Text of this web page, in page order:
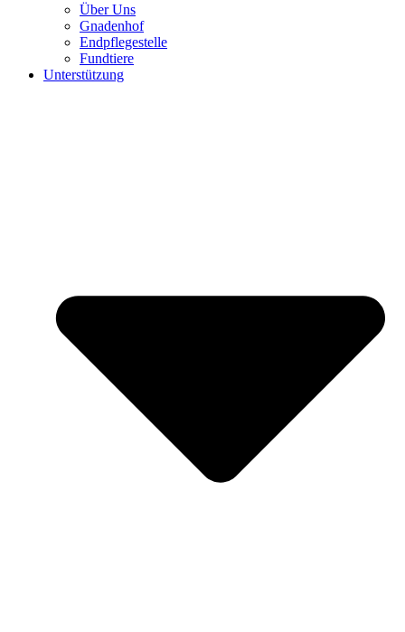
Über Uns
Gnadenhof
Endpflegestelle
Fundtiere
Unterstützung